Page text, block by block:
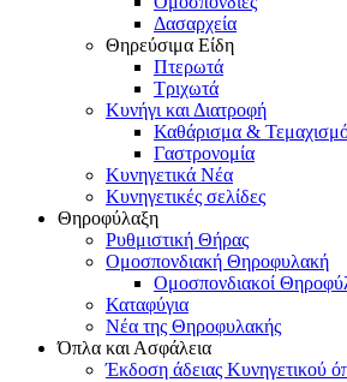
Δασαρχεία
Θηρεύσιμα Είδη
Πτερωτά
Τριχωτά
Κυνήγι και Διατροφή
Καθάρισμα &
Γαστρονομία
Κυνηγετικά Νέα
Κυνηγετικές σελίδες
Θηροφύλαξη
Ρυθμιστική Θήρας
Ομοσπονδιακή Θηροφυλακή
Oμοσπονδιακοί
Καταφύγια
Νέα της Θηροφυλακής
Όπλα και Ασφάλεια
Έκδοση άδειας Κυνηγετικού